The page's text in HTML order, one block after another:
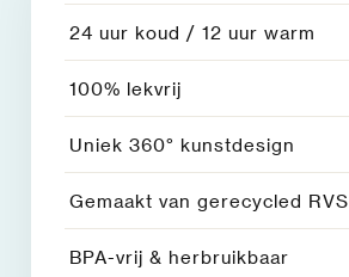
24 uur koud / 12 uur warm
100% lekvrij
Uniek 360° kunstdesign
Gemaakt van gerecycled RVS
BPA-vrij & herbruikbaar